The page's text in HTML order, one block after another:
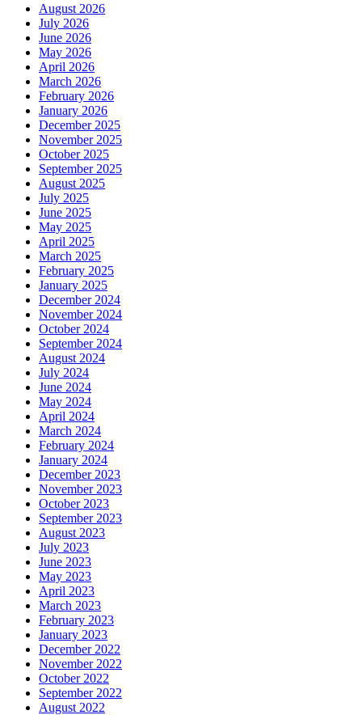
August 2026
July 2026
June 2026
May 2026
April 2026
March 2026
February 2026
January 2026
December 2025
November 2025
October 2025
September 2025
August 2025
July 2025
June 2025
May 2025
April 2025
March 2025
February 2025
January 2025
December 2024
November 2024
October 2024
September 2024
August 2024
July 2024
June 2024
May 2024
April 2024
March 2024
February 2024
January 2024
December 2023
November 2023
October 2023
September 2023
August 2023
July 2023
June 2023
May 2023
April 2023
March 2023
February 2023
January 2023
December 2022
November 2022
October 2022
September 2022
August 2022